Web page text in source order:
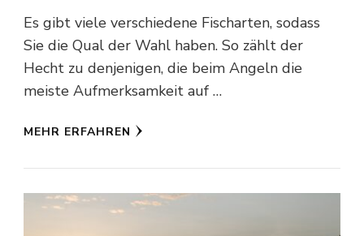
Es gibt viele verschiedene Fischarten, sodass
Sie die Qual der Wahl haben. So zählt der
Hecht zu denjenigen, die beim Angeln die
meiste Aufmerksamkeit auf …
MEHR ERFAHREN